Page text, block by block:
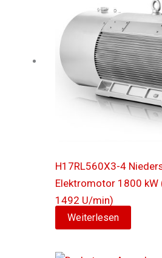
H17RL560X3-4
Elektromotor 1800 kW
1492 U/min)
Weiterlesen